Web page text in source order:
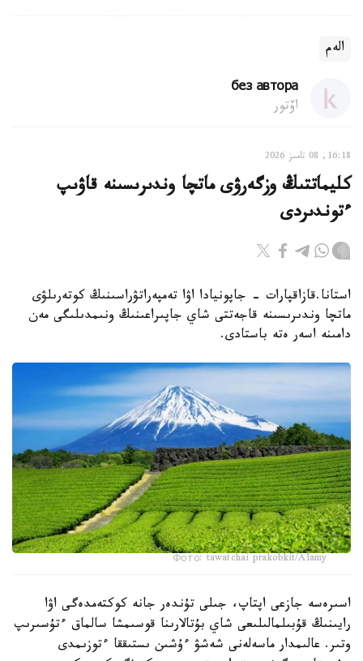
الەم
без автора
اۆتور
16:18, 08 تامىز 2026
كليماتتىڭ وزگەرۋى ماتچا وندىرىسىنە قاۋىپ
ءتوندىردى
استانا.قازاقپارات - جاپونيادا اۋا تەمپەراتۋراسىنىڭ كوتەرىلۋى
ماتچا وندىرىسىنە قاجەتتى شاي جاپىراعىنىڭ ونىمدىلىگى مەن
دامىنە اسەر ەتە باستادى.
Фото: tawatchai prakobkit/Alamy
اسىرەسە جازعى اپتاپ، جىلى تۇندەر جانە كوكتەمدەگى اۋا
رايىنىڭ قۇبىلمالىلىعى شاي بۇتالارىنا قوسىمشا سالماق ءتۇسىرىپ
وتىر. عالىمدار ماسەلەنى شەشۋ ءۇشىن ىستىققا ءتوزىمدى